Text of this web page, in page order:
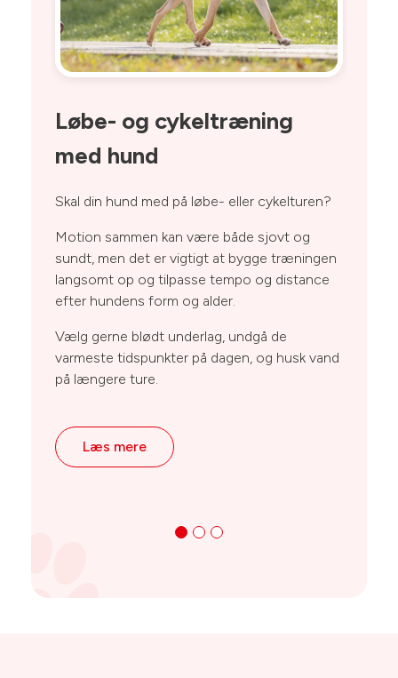
Løbe- og cykeltræning
med hund
Skal din hund med på løbe- eller cykelturen?
Motion sammen kan være både sjovt og
sundt, men det er vigtigt at bygge træningen
langsomt op og tilpasse tempo og distance
efter hundens form og alder.
Vælg gerne blødt underlag, undgå de
varmeste tidspunkter på dagen, og husk vand
på længere ture.
Læs mere